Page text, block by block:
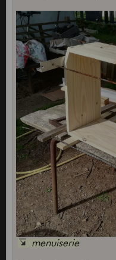
menuiserie